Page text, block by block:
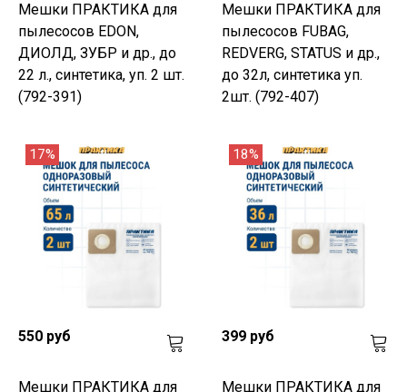
Мешки ПРАКТИКА для
пылесосов EDON,
ДИОЛД, ЗУБР и др., до
22 л., синтетика, уп. 2 шт.
(792-391)
Мешки ПРАКТИКА для
пылесосов FUBAG,
REDVERG, STATUS и др.,
до 32л, синтетика уп.
2шт. (792-407)
17%
550 руб
Мешки ПРАКТИКА для
18%
399 руб
Мешки ПРАКТИКА для